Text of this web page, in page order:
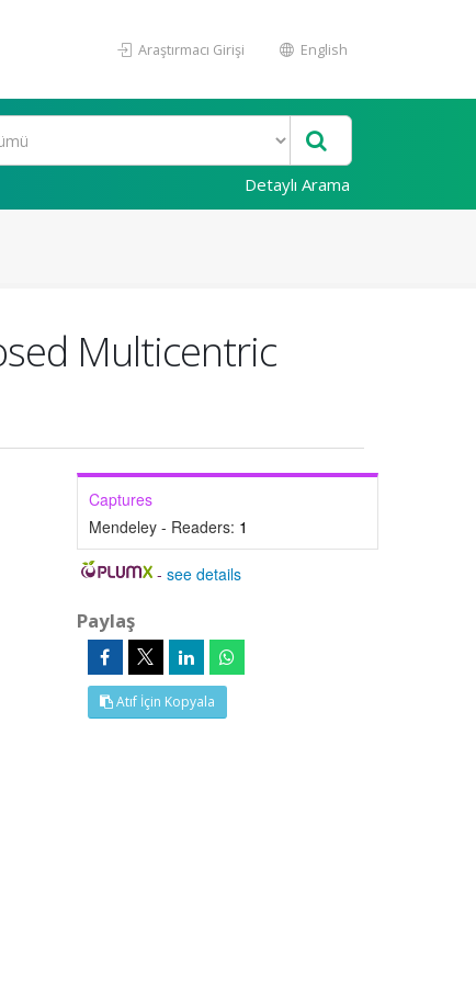
Araştırmacı Girişi English
Detaylı Arama
Multicentric
Captures
Mendeley - Readers: 1
-see details
Paylaş
Atıf İçin Kopyala